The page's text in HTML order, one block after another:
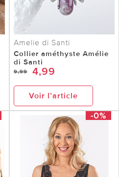
Amelie di Santi
Collier améthyste Amélie
di Santi
9,99 4,99
Voir l’article
-0%